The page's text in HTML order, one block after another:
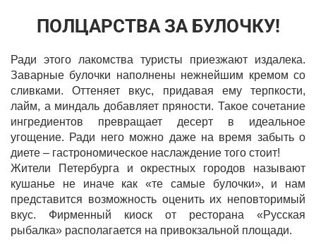
ПОЛЦАРСТВА ЗА БУЛОЧКУ!
Ради этого лакомства туристы приезжают издалека.
Заварные булочки наполнены нежнейшим кремом со
сливками. Оттеняет вкус, придавая ему терпкости,
лайм, а миндаль добавляет пряности. Такое сочетание
ингредиентов превращает десерт в идеальное
угощение. Ради него можно даже на время забыть о
диете – гастрономическое наслаждение того стоит!
Жители Петербурга и окрестных городов называют
кушанье не иначе как «те самые булочки», и нам
представится возможность оценить их неповторимый
вкус. Фирменный киоск от ресторана «Русская
рыбалка» располагается на привокзальной площади.